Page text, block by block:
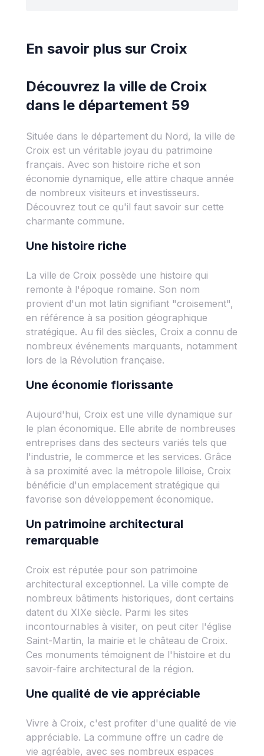
En savoir plus sur Croix
Découvrez la ville de Croix
dans le département 59
Située dans le département du Nord, la ville de
Croix est un véritable joyau du patrimoine
français. Avec son histoire riche et son
économie dynamique, elle attire chaque année
de nombreux visiteurs et investisseurs.
Découvrez tout ce qu'il faut savoir sur cette
charmante commune.
Une histoire riche
La ville de Croix possède une histoire qui
remonte à l'époque romaine. Son nom
provient d'un mot latin signifiant "croisement",
en référence à sa position géographique
stratégique. Au fil des siècles, Croix a connu de
nombreux événements marquants, notamment
lors de la Révolution française.
Une économie florissante
Aujourd'hui, Croix est une ville dynamique sur
le plan économique. Elle abrite de nombreuses
entreprises dans des secteurs variés tels que
l'industrie, le commerce et les services. Grâce
à sa proximité avec la métropole lilloise, Croix
bénéficie d'un emplacement stratégique qui
favorise son développement économique.
Un patrimoine architectural
remarquable
Croix est réputée pour son patrimoine
architectural exceptionnel. La ville compte de
nombreux bâtiments historiques, dont certains
datent du XIXe siècle. Parmi les sites
incontournables à visiter, on peut citer l'église
Saint-Martin, la mairie et le château de Croix.
Ces monuments témoignent de l'histoire et du
savoir-faire architectural de la région.
Une qualité de vie appréciable
Vivre à Croix, c'est profiter d'une qualité de vie
appréciable. La commune offre un cadre de
vie agréable, avec ses nombreux espaces